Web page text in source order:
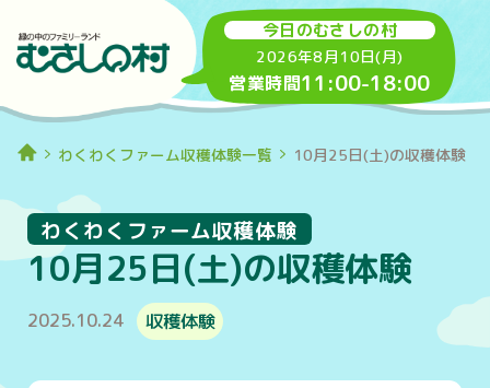
今日のむさしの村
2026年8月10日(月)
営業時間11:00-18:00
わくわくファーム収穫体験一覧 10月25日(土)の収穫体験
10月25日(土)の収穫体験
わくわくファーム収穫体験
2025.10.24 収穫体験